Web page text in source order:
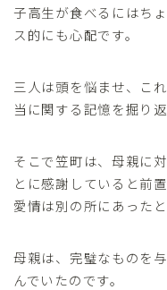
子高生が食べるにはち
ス的にも心配です。
三人は頭を悩ませ、こ
当に関する記憶を掘り
そこで笠町は、母親に
とに感謝していると前
愛情は別の所にあったと
母親は、完璧なものを
んでいたのです。